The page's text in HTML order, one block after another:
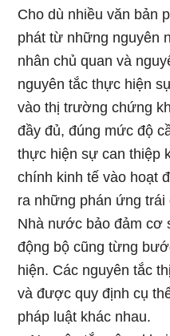
Cho dù nhiều văn bản
phát từ những nguyên
nhân chủ quan và
nguyên tắc thực hiện
vào thị trường chứng
đầy đủ, đúng mức độ
thực hiện sự can thiệp
chính kinh tế vào hoạt
ra những phán ứng
Nhà nước bảo đảm cơ
động bộ cũng từng
hiện. Các nguyên tắc
và được quy định cụ
pháp luật khác nhau.